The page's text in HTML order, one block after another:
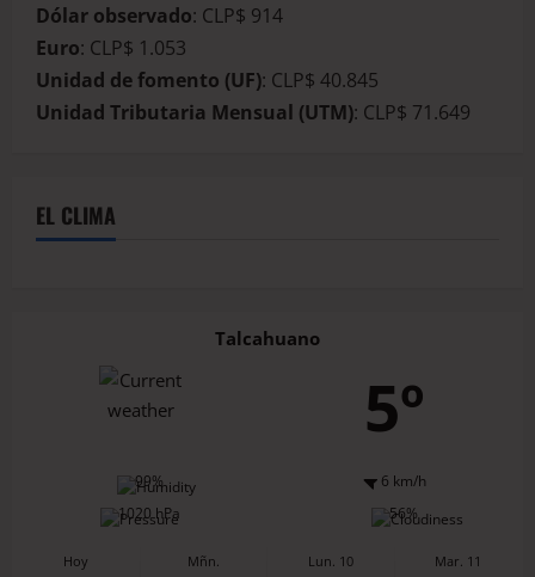
Dólar observado: CLP$ 914
Euro: CLP$ 1.053
Unidad de fomento (UF): CLP$ 40.845
Unidad Tributaria Mensual (UTM): CLP$ 71.649
EL CLIMA
Talcahuano
5º
99%
6 km/h
1020 hPa
56%
Hoy
Mñn.
Lun. 10
Mar. 11